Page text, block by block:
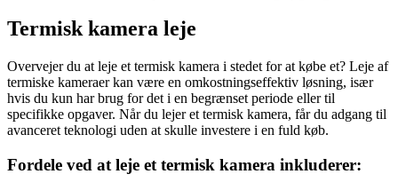
Termisk kamera leje
Overvejer du at leje et termisk kamera i stedet for at købe et? Leje af
termiske kameraer kan være en omkostningseffektiv løsning, især
hvis du kun har brug for det i en begrænset periode eller til
specifikke opgaver. Når du lejer et termisk kamera, får du adgang til
avanceret teknologi uden at skulle investere i en fuld køb.
Fordele ved at leje et termisk kamera inkluderer: